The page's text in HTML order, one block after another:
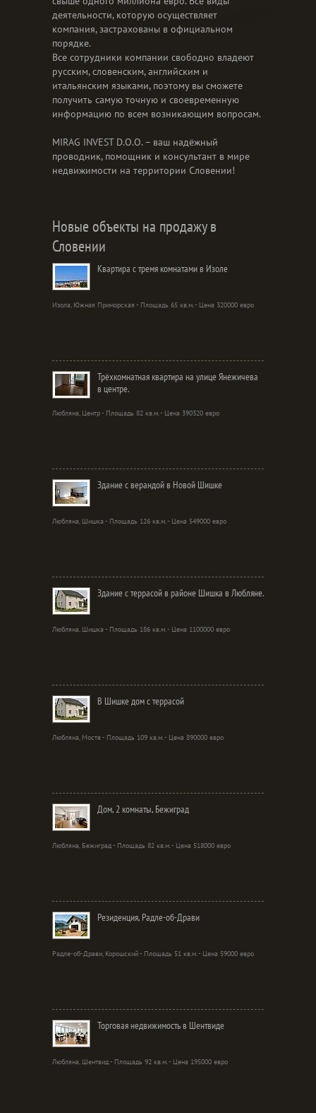
деятельности, которую осуществляет
компания, застрахованы в официальном
порядке.
Все сотрудники компании свободно владеют
русским, словенским, английским и
итальянским языками, поэтому вы сможете
получить самую точную и своевременную
информацию по всем возникающим вопросам.
MIRAG INVEST D.O.O. – ваш надёжный
проводник, помощник и консультант в мире
недвижимости на территории Словении!
Новые объекты на продажу в
Словении
Квартира с тремя комнатами в Изоле
Изола, Южная Приморская - Площадь 65 кв.м. - Цена 320000 евро
Трёхкомнатная квартира на улице Янежичева
в центре.
Любляна, Центр - Площадь 82 кв.м. - Цена 390320 евро
Здание с верандой в Новой Шишке
Любляна, Шишка - Площадь 126 кв.м. - Цена 549000 евро
Здание с террасой в районе Шишка в Любляне.
Любляна, Шишка - Площадь 186 кв.м. - Цена 1100000 евро
В Шишке дом с террасой
Любляна, Мосте - Площадь 109 кв.м. - Цена 890000 евро
Дом, 2 комнаты, Бежиград
Любляна, Бежиград - Площадь 82 кв.м. - Цена 518000 евро
Резиденция, Радле-об-Драви
Радле-об-Драви, Корошский - Площадь 51 кв.м. - Цена 59000 евро
Торговая недвижимость в Шентвиде
Любляна, Шентвид - Площадь 92 кв.м. - Цена 195000 евро